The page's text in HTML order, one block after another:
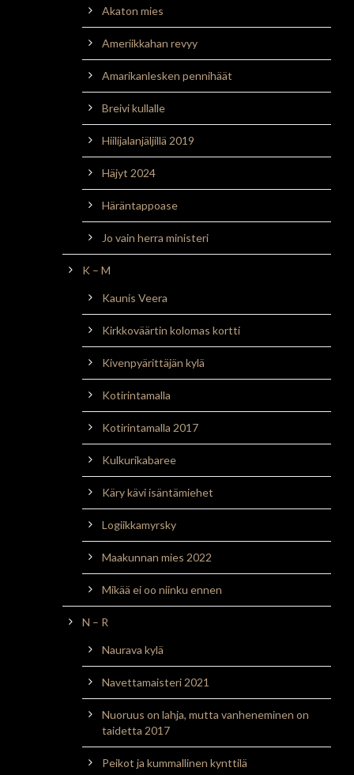
Akaton mies
Ameriikkahan revyy
Amarikanlesken pennihäät
Breivi kullalle
Hiilijalanjäljillä 2019
Häjyt 2024
Häräntappoase
Jo vain herra ministeri
K – M
Kaunis Veera
Kirkkoväärtin kolomas kortti
Kivenpyärittäjän kylä
Kotirintamalla
Kotirintamalla 2017
Kulkurikabaree
Käry kävi isäntämiehet
Logiikkamyrsky
Maakunnan mies 2022
Mikää ei oo niinku ennen
N – R
Naurava kylä
Navettamaisteri 2021
Nuoruus on lahja, mutta vanheneminen on
taidetta 2017
Peikot ja kummallinen kynttilä